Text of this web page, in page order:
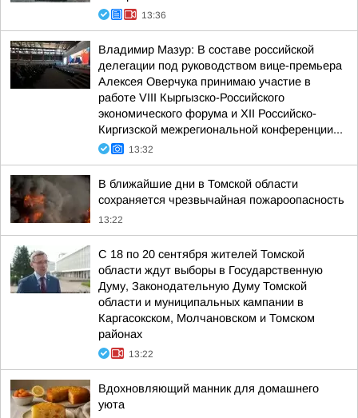
13:36
Владимир Мазур: В составе российской
делегации под руководством вице-премьера
Алексея Оверчука принимаю участие в
работе VIII Кыргызско-Российского
экономического форума и XII Российско-
Киргизской межрегиональной конференции...
13:32
В ближайшие дни в Томской области
сохраняется чрезвычайная пожароопасность
13:22
С 18 по 20 сентября жителей Томской
области ждут выборы в Государственную
Думу, Законодательную Думу Томской
области и муниципальных кампании в
Каргасокском, Молчановском и Томском
районах
13:22
Вдохновляющий манник для домашнего
уюта